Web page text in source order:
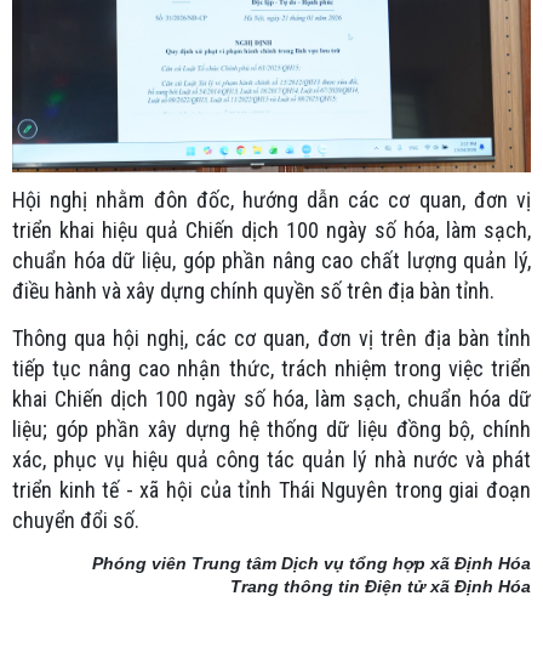
Hội nghị nhằm đôn đốc, hướng dẫn các cơ quan, đơn vị
triển khai hiệu quả Chiến dịch 100 ngày số hóa, làm sạch,
chuẩn hóa dữ liệu, góp phần nâng cao chất lượng quản lý,
điều hành và xây dựng chính quyền số trên địa bàn tỉnh.
Thông qua hội nghị, các cơ quan, đơn vị trên địa bàn tỉnh
tiếp tục nâng cao nhận thức, trách nhiệm trong việc triển
khai Chiến dịch 100 ngày số hóa, làm sạch, chuẩn hóa dữ
liệu; góp phần xây dựng hệ thống dữ liệu đồng bộ, chính
xác, phục vụ hiệu quả công tác quản lý nhà nước và phát
triển kinh tế - xã hội của tỉnh Thái Nguyên trong giai đoạn
chuyển đổi số.
Phóng viên Trung tâm Dịch vụ tổng hợp xã Định Hóa
Trang thông tin Điện tử xã Định Hóa